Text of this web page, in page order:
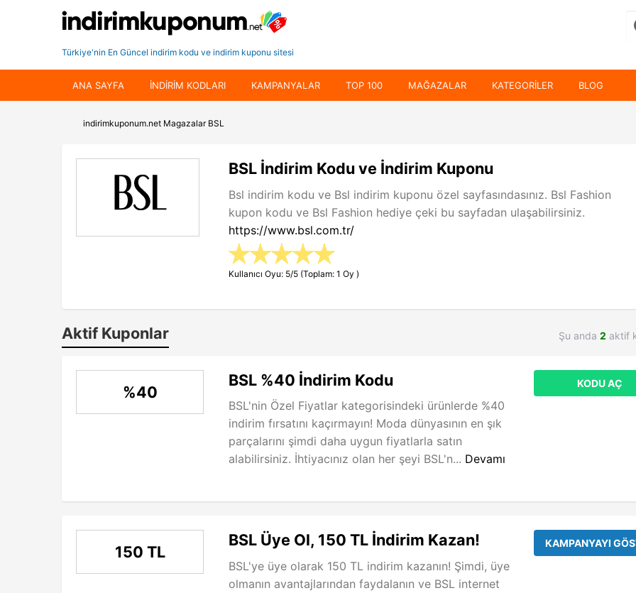
Türkiye'nin En Güncel indirim kodu ve indirim kuponu sitesi
ANA SAYFA INDIRIM KODLARI KAMPANYALAR TOP 100 MAĞAZALAR KATEGORILER BLOG
indirimkuponum.net Magazalar BSL
BSL İndirim Kodu ve İndirim Kuponu
Bsl indirim kodu ve Bsl indirim kuponu özel sayfasındasınız. Bsl Fashion
kupon kodu ve Bsl Fashion hediye çeki bu sayfadan ulaşabilirsiniz.
https://www.bsl.com.tr/
Kullanıcı Oyu: 5/5 (Toplam: 1 Oy )
Aktif Kuponlar Şu anda 2 aktif
%40
BSL %40 İndirim Kodu
BSL'nin Özel Fiyatlar kategorisindeki ürünlerde %40
indirim fırsatını kaçırmayın! Moda dünyasının en şık
parçalarını şimdi daha uygun fiyatlarla satın
alabilirsiniz. İhtiyacınız olan her şeyi BSL'n... Devamı
KODU AÇ
150 TL
BSL Üye Ol, 150 TL İndirim Kazan!
BSL'ye üye olarak 150 TL indirim kazanın! Şimdi, üye
olmanın avantajlarından faydalanın ve BSL internet
KAMPANYAYI